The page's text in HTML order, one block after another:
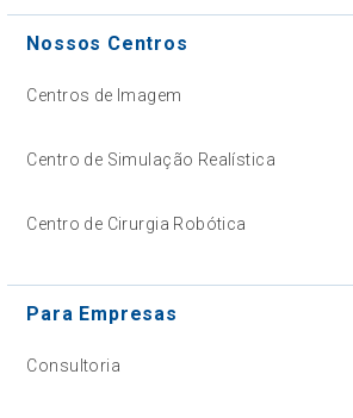
Nossos Centros
Centros de Imagem
Centro de Simulação Realística
Centro de Cirurgia Robótica
Para Empresas
Consultoria